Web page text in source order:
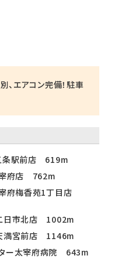
、エアコン完備！駐車
条駅前店 619m
宰府店 762m
府梅香苑1丁目店
日市北店 1002m
満宮前店 1146m
ー太宰府病院 643m